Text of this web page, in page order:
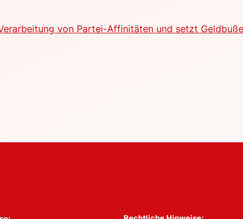
von Partei-Affinitäten und setzt